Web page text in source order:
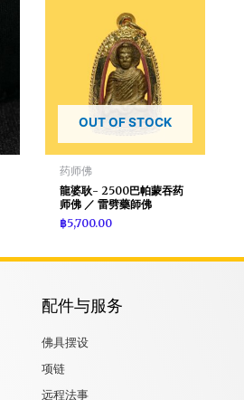
OUT OF STOCK
药师佛
龍婆耿- 2500巴帕蒙吞药
师佛 ／ 雷劈藥師佛
฿5,700.00
配件与服务
佛具摆设
项链
远程法事